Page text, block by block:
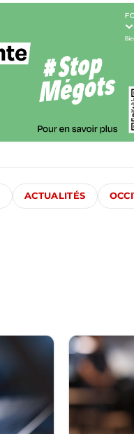
ACTUALITÉS